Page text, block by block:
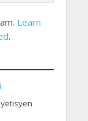
Learn
.